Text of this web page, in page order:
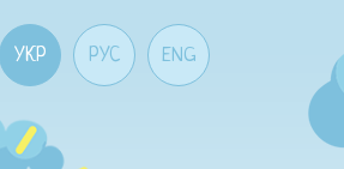
ENG
РУС
УКР